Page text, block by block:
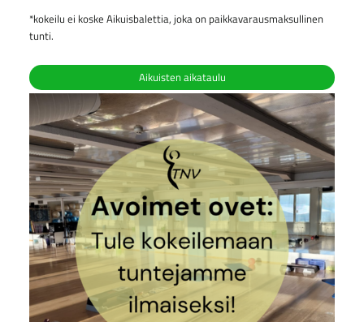
*kokeilu ei koske Aikuisbalettia, joka on paikkavarausmaksullinen
tunti.
Aikuisten aikataulu